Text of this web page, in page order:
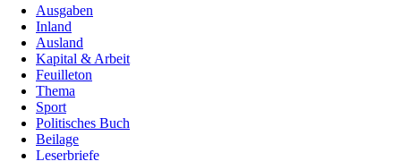
Ausgaben
Inland
Ausland
Kapital & Arbeit
Feuilleton
Thema
Sport
Politisches Buch
Beilage
Leserbriefe